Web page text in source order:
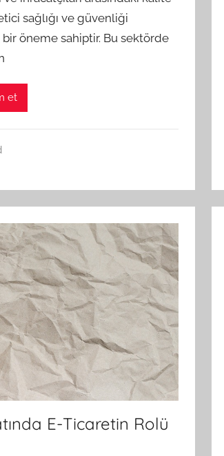
sağlığı ve güvenliği
bir öneme sahiptir. Bu sektörde
et
E-Ticaretin Rolü